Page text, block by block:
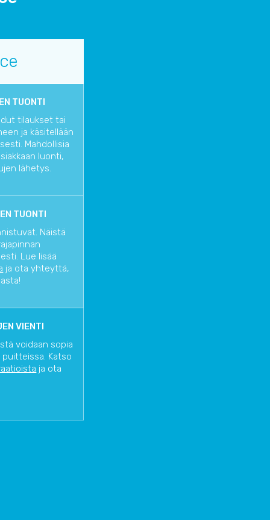
TUONTI
tilaukset tai
ja käsitellään
Mahdollisia
luonti,
lähetys.
TUONTI
Näistä
Lue lisää
ja ota yhteyttä,
VIENTI
voidaan sopia
Katso
ja ota